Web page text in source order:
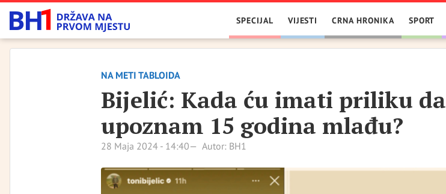
SPECIJAL VIJESTI CRNA HRONIKA SPORT
NA METI TABLOIDA
Bijelić: Kada ću imati priliku da
upoznam 15 godina mlađu?
28 Maja 2024 - 14:40 Autor: BH1